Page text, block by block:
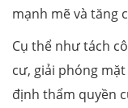
mạnh mẽ và tăng
Cụ thể như tách
cư, giải phóng
định thẩm quyền